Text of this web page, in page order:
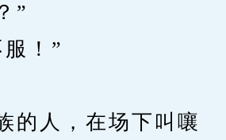
”
！”
人，在场下叫嚷